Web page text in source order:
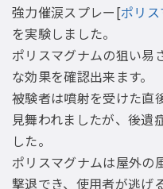
強力催涙スプレー[ポリ
を実験しました。
ポリスマグナムの狙い易
な効果を確認出来ます。
被験者は噴射を受けた直
見舞われましたが、後遺
した。
ポリスマグナムは屋外の
撃退でき、使用者が逃げ